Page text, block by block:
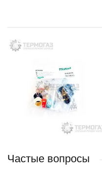
Частые вопросы